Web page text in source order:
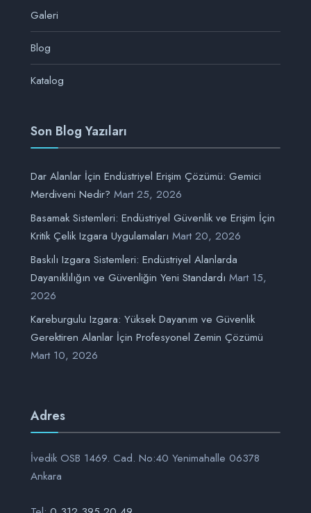
Galeri
Blog
Katalog
Son Blog Yazıları
Dar Alanlar İçin Endüstriyel Erişim Çözümü: Gemici
Merdiveni Nedir? Mart 25, 2026
Basamak Sistemleri: Endüstriyel Güvenlik ve Erişim İçin
Kritik Çelik Izgara Uygulamaları Mart 20, 2026
Baskılı Izgara Sistemleri: Endüstriyel Alanlarda
Dayanıklılığın ve Güvenliğin Yeni Standardı Mart 15,
2026
Kareburgulu Izgara: Yüksek Dayanım ve Güvenlik
Gerektiren Alanlar İçin Profesyonel Zemin Çözümü
Mart 10, 2026
Adres
İvedik OSB 1469. Cad. No:40 Yenimahalle 06378
Ankara